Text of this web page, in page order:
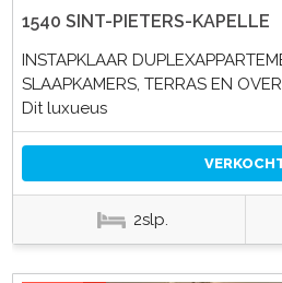
1540 SINT-PIETERS-KAPELLE
INSTAPKLAAR
SLAAPKAMERS, TERRAS EN
Dit luxueus
2slp.